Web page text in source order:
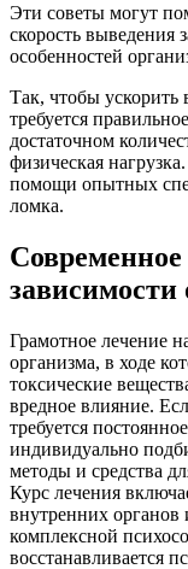
Эти советы могут
скорость выведения
особенностей
Так, чтобы ускорить
требуется
достаточном
физическая
помощи опытных
ломка.
Грамотное лечение
организма, в ходе
токсические
вредное влияние.
требуется
индивидуально
методы и средства
Курс лечения
внутренних органов
комплексной
восстанавливается